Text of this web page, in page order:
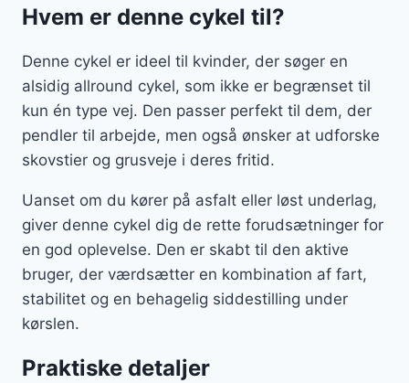
Hvem er denne cykel til?
Denne cykel er ideel til kvinder, der søger en
alsidig allround cykel, som ikke er begrænset til
kun én type vej. Den passer perfekt til dem, der
pendler til arbejde, men også ønsker at udforske
skovstier og grusveje i deres fritid.
Uanset om du kører på asfalt eller løst underlag,
giver denne cykel dig de rette forudsætninger for
en god oplevelse. Den er skabt til den aktive
bruger, der værdsætter en kombination af fart,
stabilitet og en behagelig siddestilling under
kørslen.
Praktiske detaljer